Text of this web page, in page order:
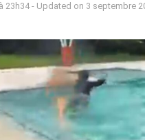
23h34 - Updated on 3 septembre